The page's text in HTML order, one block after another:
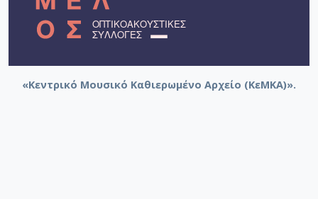
«Κεντρικό Μουσικό Καθιερωμένο Αρχείο (ΚεΜΚΑ)».